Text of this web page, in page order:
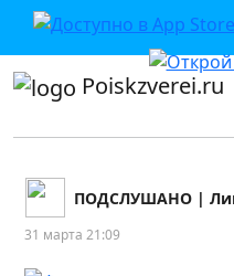
Poiskzverei.ru
ПОДСЛУШАНО |
31 марта 21:09